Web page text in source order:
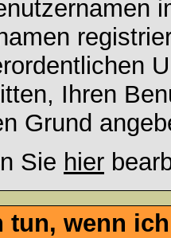
Ihren
Grund
Sie hier
tun, wenn